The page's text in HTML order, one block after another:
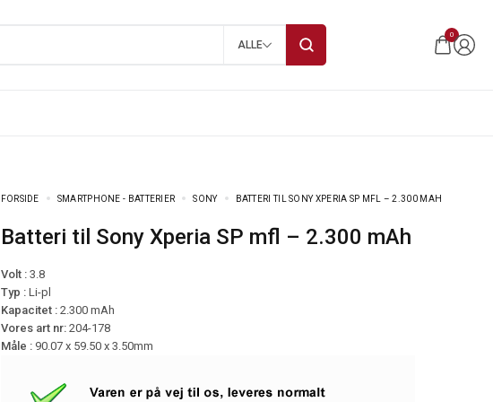
ALLE
0
FORSIDE SMARTPHONE - BATTERIER SONY BATTERI TIL SONY XPERIA SP MFL – 2.300 MAH
Batteri til Sony Xperia SP mfl – 2.300 mAh
Volt :3.8
Typ : Li-pl
Kapacitet : 2.300 mAh
Vores art nr: 204-178
Måle : 90.07 x 59.50 x 3.50mm